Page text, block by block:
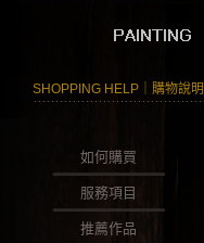
SHOPPING HELP｜購物說明
如何購買
服務項目
推薦作品